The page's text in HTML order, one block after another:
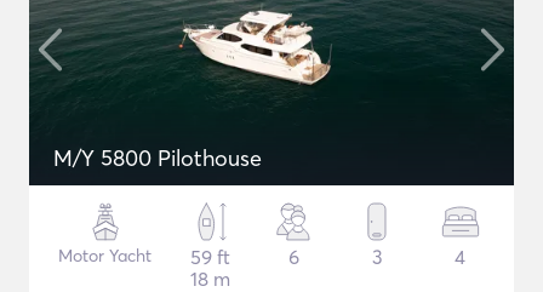
M/Y 5800 Pilothouse
Motor Yacht
59 ft
18 m
6 3 4